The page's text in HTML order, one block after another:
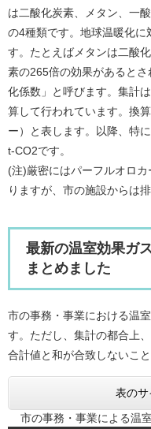
は二酸化炭素、メタン、一
の4種類です。地球温暖化に
す。たとえばメタンは二酸
素の265倍の効果があると
化係数」と呼びます。集計
算して行われています。換
ー）と表します。以降、特
t-CO2です。
(注)厳密にはパーフルオロ
りますが、市の施設からは
最新の温室効果ガ
まとめました
市の事務・事業における温
す。ただし、集計の都合上
合計値と和が合致しないこと
表のサ
市の事務・事業による温